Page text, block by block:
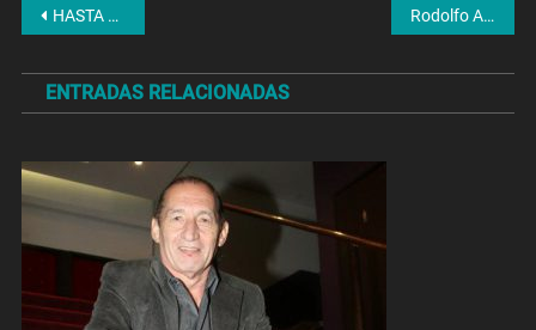
Navegación
de
entradas
HASTA LUEGO RICARDO Rodolfo Acerbi: «Si las aves infectadas entran a un galpón comercial, tenemos que matarlas a todas»
ENTRADAS RELACIONADAS